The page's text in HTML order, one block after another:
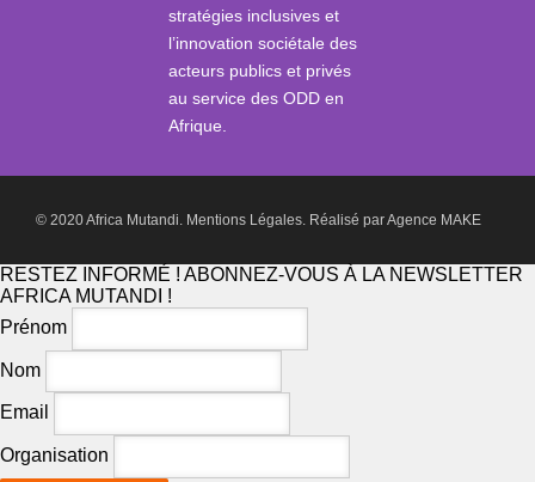
stratégies inclusives et
l’innovation sociétale des
acteurs publics et privés
au service des ODD en
Afrique.
© 2020 Africa Mutandi. Mentions Légales. Réalisé parAgence MAKE
RESTEZ INFORMÉ ! ABONNEZ-VOUS À LA NEWSLETTER
AFRICA MUTANDI !
Prénom
Nom
Email
Organisation